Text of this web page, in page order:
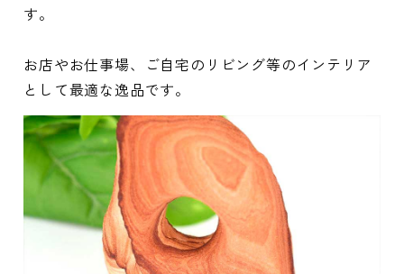
す。
お店やお仕事場、ご自宅のリビング等のインテリア
として最適な逸品です。